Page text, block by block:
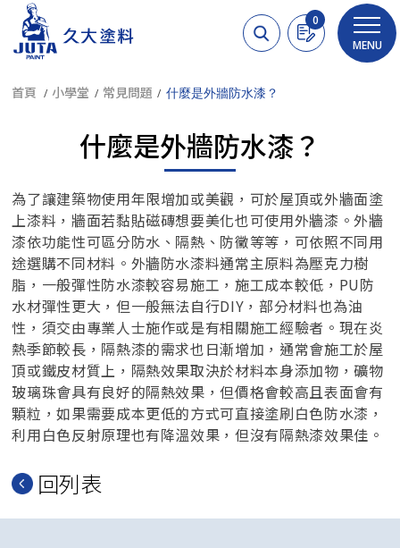
MENU
0
首頁 小學堂 常見問題 什麼是外牆防水漆？
什麼是外牆防水漆？
為了讓建築物使用年限增加或美觀，可於屋頂或外牆面塗
上漆料，牆面若黏貼磁磚想要美化也可使用外牆漆。外牆
漆依功能性可區分防水、隔熱、防黴等等，可依照不同用
途選購不同材料。外牆防水漆料通常主原料為壓克力樹
脂，一般彈性防水漆較容易施工，施工成本較低，PU防
水材彈性更大，但一般無法自行DIY，部分材料也為油
性，須交由專業人士施作或是有相關施工經驗者。現在炎
熱季節較長，隔熱漆的需求也日漸增加，通常會施工於屋
頂或鐵皮材質上，隔熱效果取決於材料本身添加物，礦物
玻璃珠會具有良好的隔熱效果，但價格會較高且表面會有
顆粒，如果需要成本更低的方式可直接塗刷白色防水漆，
利用白色反射原理也有降溫效果，但沒有隔熱漆效果佳。
回列表
Cookie管理面板